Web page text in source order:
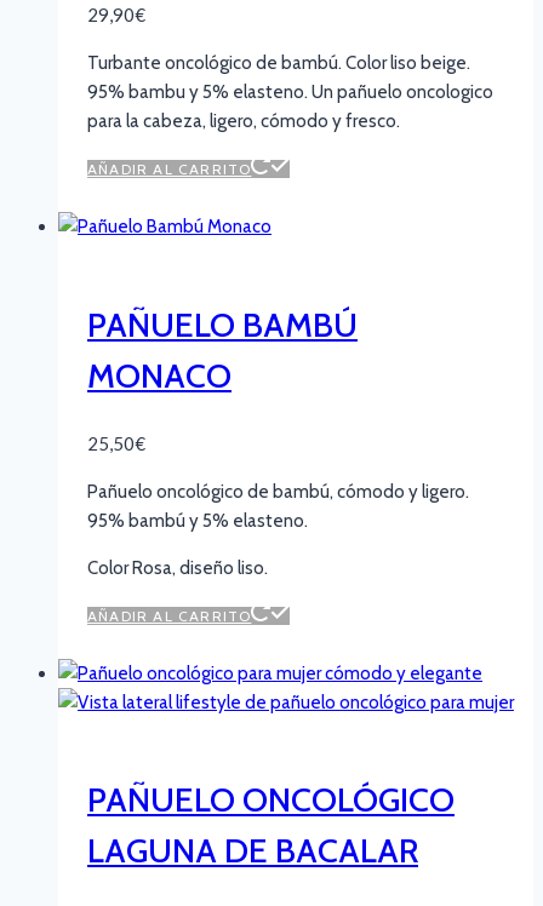
29,90€
Turbante oncológico de bambú. Color liso beige.
95% bambu y 5% elasteno. Un pañuelo oncologico
para la cabeza, ligero, cómodo y fresco.
AÑADIR AL CARRITO
PAÑUELO BAMBÚ
MONACO
25,50€
Pañuelo oncológico de bambú, cómodo y ligero.
95% bambú y 5% elasteno.
Color Rosa, diseño liso.
AÑADIR AL CARRITO
PAÑUELO ONCOLÓGICO
LAGUNA DE BACALAR